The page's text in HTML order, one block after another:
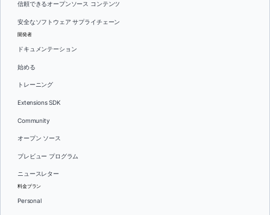
信頼できるオープンソース コンテンツ
安全なソフトウェア サプライチェーン
開発者
ドキュメンテーション
始める
トレーニング
Extensions SDK
Community
オープン ソース
プレビュー プログラム
ニュースレター
料金プラン
Personal